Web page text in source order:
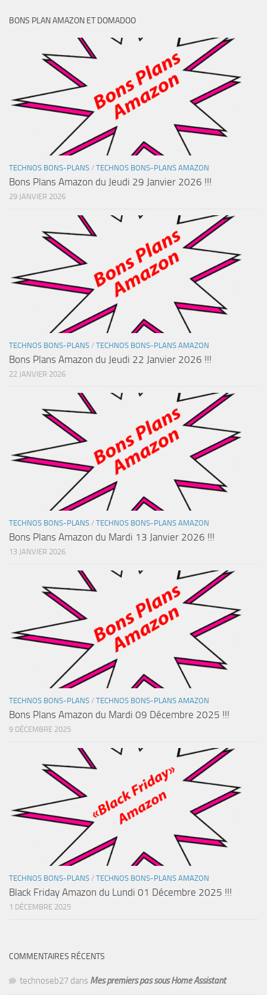
BONS PLAN AMAZON ET DOMADOO
TECHNOS BONS-PLANS / TECHNOS BONS-PLANS AMAZON
Bons Plans Amazon du Jeudi 29 Janvier 2026 !!!
29 JANVIER 2026
TECHNOS BONS-PLANS / TECHNOS BONS-PLANS AMAZON
Bons Plans Amazon du Jeudi 22 Janvier 2026 !!!
22 JANVIER 2026
TECHNOS BONS-PLANS / TECHNOS BONS-PLANS AMAZON
Bons Plans Amazon du Mardi 13 Janvier 2026 !!!
13 JANVIER 2026
TECHNOS BONS-PLANS / TECHNOS BONS-PLANS AMAZON
Bons Plans Amazon du Mardi 09 Décembre 2025 !!!
9 DÉCEMBRE 2025
TECHNOS BONS-PLANS / TECHNOS BONS-PLANS AMAZON
Black Friday Amazon du Lundi 01 Décembre 2025 !!!
1 DÉCEMBRE 2025
COMMENTAIRES RÉCENTS
technoseb27 dans Mes premiers pas sous Home Assistant